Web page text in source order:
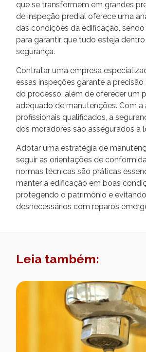
que se transformem em grandes
de inspeção predial oferece uma
das condições da edificação,
para garantir que tudo esteja
segurança.
Contratar uma empresa
essas inspeções garante a
do processo, além de oferecer um
adequado de manutenções. Com a
profissionais qualificados, a
dos moradores são assegurados a
Adotar uma estratégia de
seguir as orientações de
normas técnicas são práticas
manter a edificação em boas
protegendo o patrimônio e
desnecessários com reparos
Leia também: